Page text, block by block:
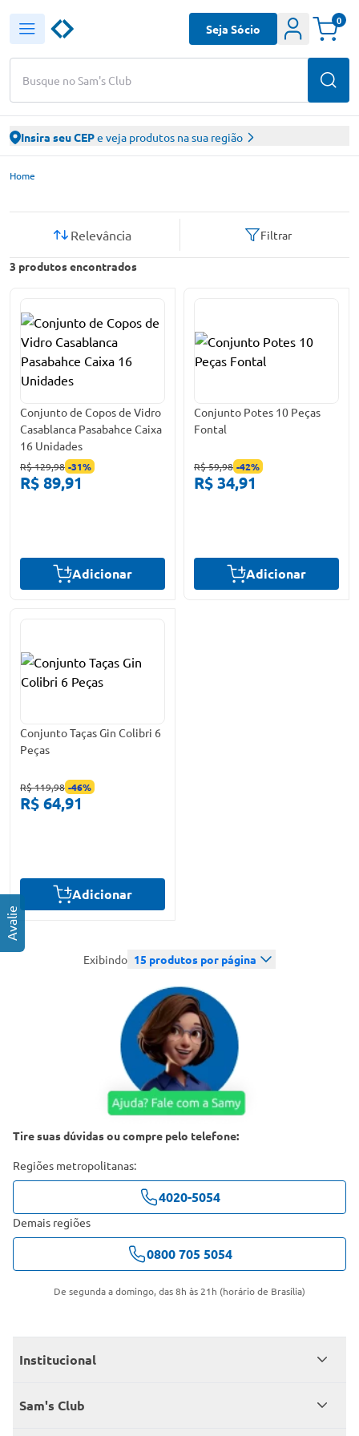
Busque no Sam's Club
Seja Sócio
0
Insira seu CEPe veja produtos na sua região
Sam’s Club – Faça suas compras online
Home
3 produtos encontrados
Relevância Filtrar
Conjunto de Copos de Vidro
Casablanca Pasabahce Caixa
16 Unidades
R$ 129,98 -31%
R$ 89,91
Adicionar
Conjunto Potes 10 Peças
Fontal
R$ 59,98 -42%
R$ 34,91
Adicionar
Conjunto Taças Gin Colibri 6
Peças
R$ 119,98 -46%
R$ 64,91
Adicionar
Exibindo 15 produtos por página
Tire suas dúvidas ou compre pelo telefone:
Regiões metropolitanas:
4020-5054
Demais regiões
0800 705 5054
De segunda a domingo, das 8h às 21h (horário de Brasília)
Institucional
Quem somos
Sam's Club